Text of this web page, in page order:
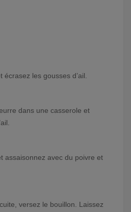
écrasez les gousses d’ail.
dans une casserole et
assaisonnez avec du poivre et
versez le bouillon. Laissez